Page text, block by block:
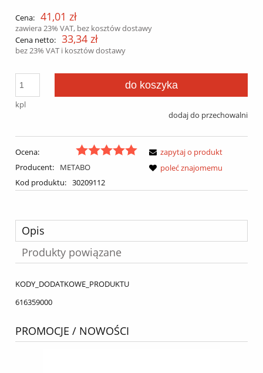
Cena: 41,01 zł
zawiera 23% VAT, bez kosztów dostawy
Cena netto: 33,34 zł
bez 23% VAT i kosztów dostawy
kpl
do koszyka
dodaj do przechowalni
Ocena:
Producent:
METABO
Kod produktu: 30209112
zapytaj o produkt
poleć znajomemu
Opis
Produkty powiązane
KODY_DODATKOWE_PRODUKTU
616359000
PROMOCJE / NOWOŚCI